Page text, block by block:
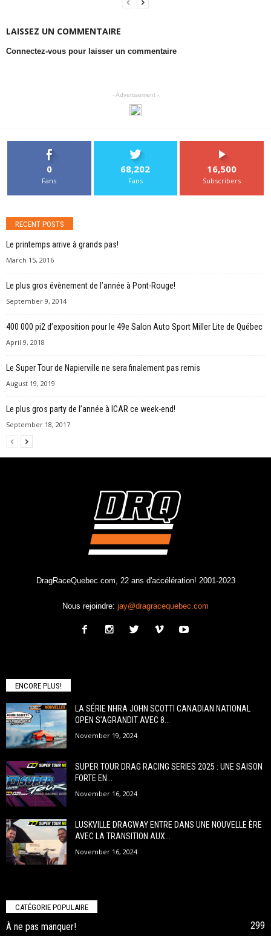
LAISSEZ UN COMMENTAIRE
Connectez-vous pour laisser un commentaire
- Advertisement -
0
Fans
68,202
Fans
16,500
Subscribers
RECENT POSTS
Le printemps arrive à grands pas!
March 15, 2016
Le plus gros évènement de l’année à Pont-Rouge!
September 9, 2014
400 000 pi2 d’exposition pour le 49e Salon Auto Sport Miller Lite de Québec
April 9, 2018
Le Super Tour de Napierville ne sera finalement pas remis
August 19, 2019
Le plus gros party de l’année à ICAR ce week-end!
September 18, 2017
DragRaceQuebec.com, 22 ans d'accélération! 2001-2023
Nous rejoindre: jay@dragracequebec.com
ENCORE PLUS!
LA SÉRIE NHRA JOHN SCOTTI CANADIAN NATIONAL
OPEN S’AGRANDIT AVEC 8...
November 19, 2024
SUPER TOUR DRAG RACING SERIES 2025 : UNE SAISON
FORTE EN...
November 16, 2024
LUSKVILLE DRAGWAY ENTRE DANS UNE NOUVELLE ÈRE
AVEC LA TRANSITION AUX...
November 16, 2024
CATÉGORIE POPULAIRE
À ne pas manquer! 299